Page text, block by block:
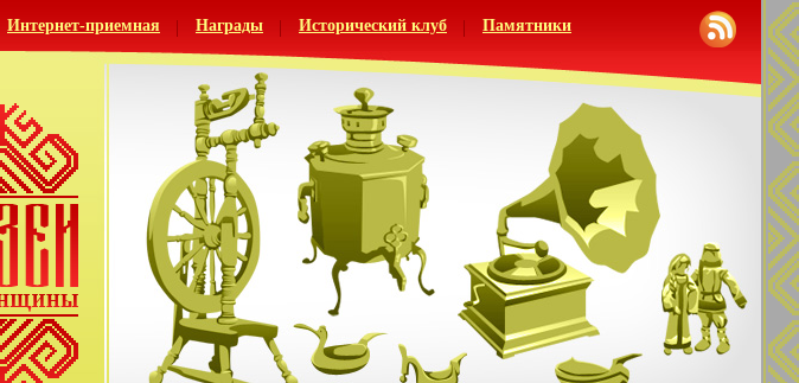
Интернет-приемная Награды Исторический клуб Памятники